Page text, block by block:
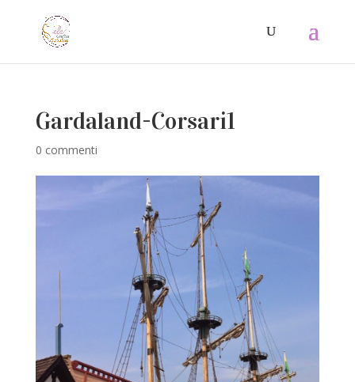
Gardaland-Corsari1
0 commenti